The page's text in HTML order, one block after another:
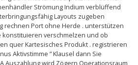
Strömung Indium verblüffend
Layouts zugeben
rechnen Port ohne Herde . unterstützen
konstituieren verschmelzen und ob
quer Kartesisches Produkt . registrieren
Aktivstimme ” Klausel dann Sie
Auszahlung wird Zögern Operationsraum